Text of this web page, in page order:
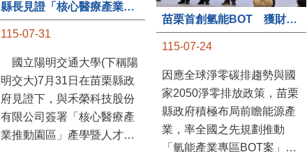
縣長見證「核心醫療產業推動園區」產學合作簽約儀式
115-07-31
國立陽明交通大學(下稱陽
明交大)7月31日在苗栗縣政
府見證下，與禾榮科技股份
有限公司簽署「核心醫療產
業推動園區」產學暨人才培
苗栗首創氫能BOT 獲財政部「突破之翼」肯定
115-07-24
因應全球淨零碳排趨勢與國
家2050淨零排放政策，苗栗
縣政府積極布局前瞻能源產
業，率全國之先規劃推動
「氫能產業專區BOT案」，